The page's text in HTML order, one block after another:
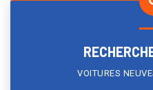
VOITURES